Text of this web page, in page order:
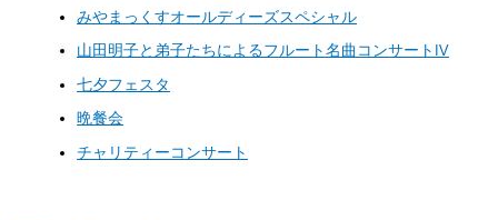
みやまっくすオールディーズスペシャル
山田明子と弟子たちによるフルート名曲コンサートⅣ
七夕フェスタ
晩餐会
チャリティーコンサート